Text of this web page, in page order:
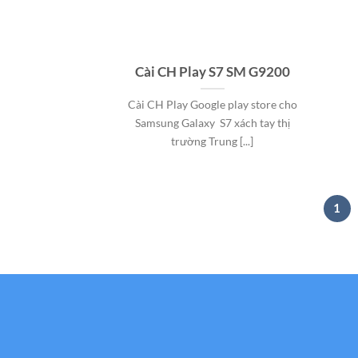
Cài CH Play S7 SM G9200
Cài CH Play Google play store cho
Samsung Galaxy S7 xách tay thị
trường Trung [...]
1